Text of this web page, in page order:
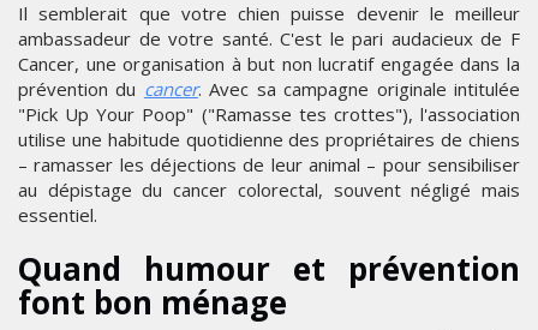
Il semblerait que votre chien puisse devenir le meilleur
ambassadeur de votre santé. C'est le pari audacieux de F
Cancer, une organisation à but non lucratif engagée dans la
prévention du cancer. Avec sa campagne originale intitulée
"Pick Up Your Poop" ("Ramasse tes crottes"), l'association
utilise une habitude quotidienne des propriétaires de chiens
– ramasser les déjections de leur animal – pour sensibiliser
au dépistage du cancer colorectal, souvent négligé mais
essentiel.
Quand humour et prévention
font bon ménage